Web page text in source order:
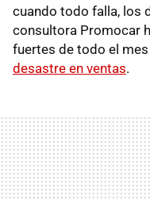
cuando todo falla, los
consultora Promocar
fuertes de todo el
desastre en ventas.